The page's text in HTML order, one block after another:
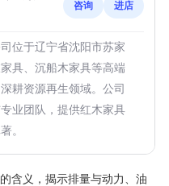
咨询 进店
位于辽宁省沈阳市苏家
具、沉船木家具等高端
耕资源再生领域。公司
业团队，提供红木家具
。
含义，揭示排量与动力、油